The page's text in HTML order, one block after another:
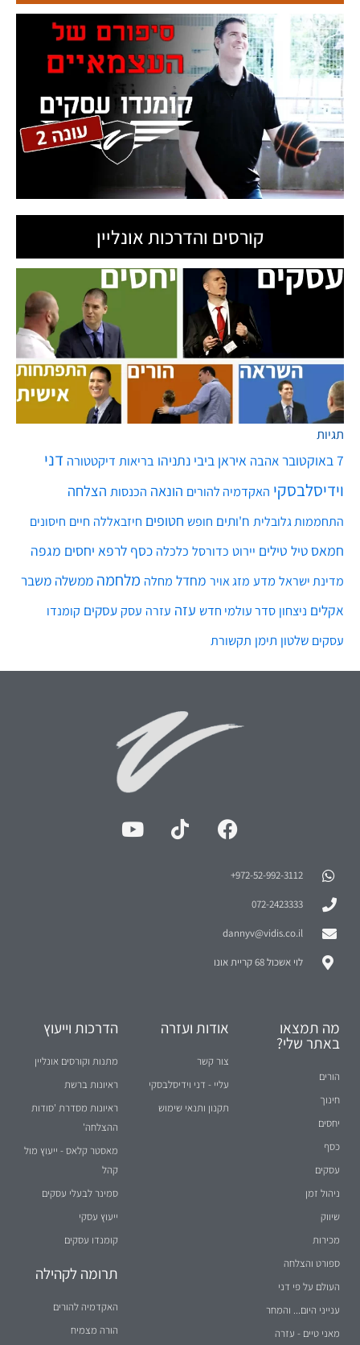
קורסים והדרכות אונליין
תגיות
7 באוקטובר אהבה איראן ביבי נתניהו בריאות דיקטטורה דני
וידיסלבסקי האקדמיה להורים הונאה הכנסות הצלחה
התחממות גלובלית ח'ותים חופש חטופים חיזבאללה חיים חיסונים
חמאס טיל טילים יירוט כדורסל כלכלה כסף לרפא יחסים מגפה
מדינת ישראל מדע מזג אויר מחדל מחלה מלחמה ממשלה משבר
אקלים ניצחון סדר עולמי חדש עזה עזרה עסק עסקים קומנדו
עסקים שלטון תימן תקשורת
972-52-992-3112⁩+
072-2423333
dannyv@vidis.co.il
לוי אשכול 68 קריית אונו
מה תמצאו
באתר שלי?
הורים
חינוך
יחסים
כסף
עסקים
ניהול זמן
שיווק
מכירות
ספורט והצלחה
העולם על פי דני
ענייני היום... והמחר
מאני טיים - עזרה
אודות ועזרה
צור קשר
עליי - דני וידיסלבסקי
תקנון ותנאי שימוש
הדרכות וייעוץ
מתנות וקורסים אונליין
ראיונות ברשת
ראיונות מסדרת 'סודות
ההצלחה'
מאסטר קלאס - ייעוץ מול
קהל
סמינר לבעלי עסקים
ייעוץ עסקי
קומנדו עסקים
תרומה לקהילה
האקדמיה להורים
הורה מצמיח